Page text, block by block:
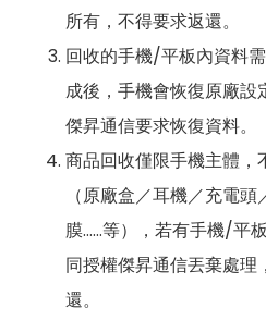
所有，不得要求返還。
回收的手機/平板內資料
成後，手機會恢復原廠設
傑昇通信要求恢復資料。
商品回收僅限手機主體
（原廠盒／耳機／充電
膜……等），若有手機/平
同授權傑昇通信丟棄處理
還。